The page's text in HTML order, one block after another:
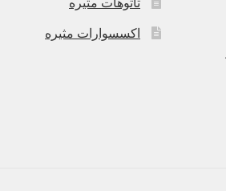
اكسسوارات مثيره